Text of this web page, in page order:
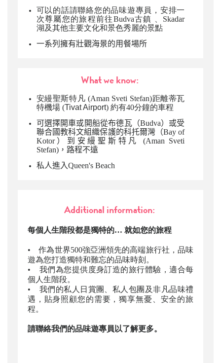
可以的話請聯絡您的品味遊專員，安排一
次尊屬您的旅程前往Budva古鎮 、Skadar
湖及其他主要文化和景色秀麗的景點
一系列擁有壯觀海景的用餐場所
What we know:
安縵聖斯特凡 (Aman Sveti Stefan)距離蒂瓦
特機場 (Tivat Airport) 約有40分鐘的車程
可選擇開車或開船從布德瓦（Budva）或受
聯合國教科文組織保護的科托爾灣（Bay of
Kotor）到 安縵聖斯特凡 (Aman Sveti
Stefan)，路程不遠
私人進入Queen's Beach
Additional information:
每個人生階段都是獨特的… 就如您的旅程
• 作為世界500強亞洲領先的高端旅行社，品味
遊為您打造獨特和難忘的品味時刻。
• 我們為您提供度身訂造的旅行體驗，適合每
個人生階段。
• 我們的私人日賞團、私人包團及非凡品味禮
遇，貼身照顧您的需要，獨享無憂、安全的旅
程。
請聯絡我們的品味遊專員以了解更多。